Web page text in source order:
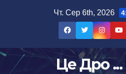
Чт. Сер 6th, 2026
Це Дро ...